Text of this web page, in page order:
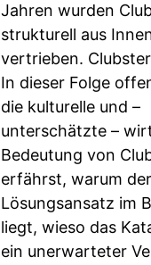
Jahren wurden
strukturell aus
vertrieben.
In dieser Folge
die kulturelle und –
unterschätzte –
Bedeutung von
erfährst, warum
Lösungsansatz im
liegt, wieso das
ein unerwarteter